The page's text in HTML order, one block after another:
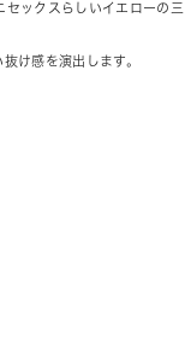
ックスらしいイエローの三
け感を演出します。